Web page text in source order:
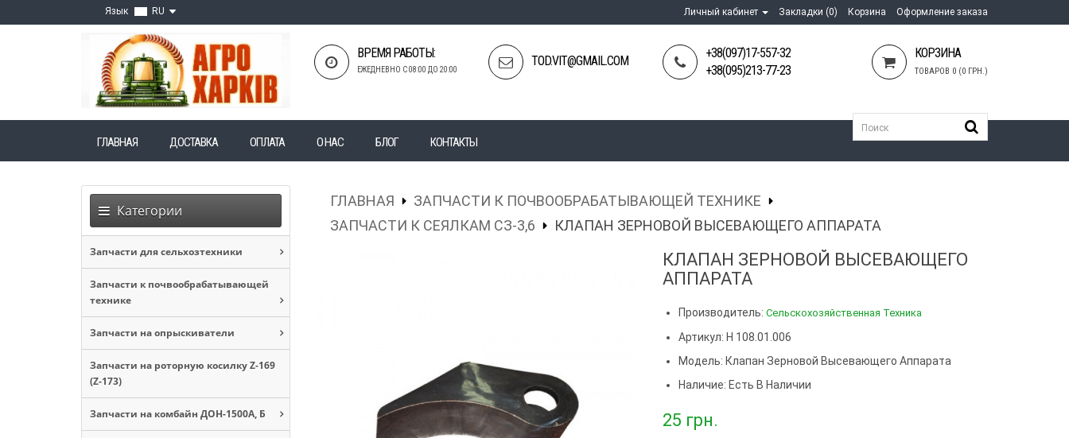
Язык RU Личный кабинет Закладки (0) Корзина Оформление заказа
ВРЕМЯ РАБОТЫ:
ЕЖЕДНЕВНО С 08:00 ДО 20:00
TOD.VIT@GMAIL.COM
+38(097)17-557-32
+38(095)213-77-23
КОРЗИНА
ТОВАРОВ 0 (0 ГРН.)
ГЛАВНАЯ ДОСТАВКА ОПЛАТА О НАС БЛОГ КОНТАКТЫ
Категории
Запчасти для сельхозтехники
Запчасти к почвообрабатывающей
технике
Запчасти на опрыскиватели
Запчасти на роторную косилку Z-169
(Z-173)
Запчасти на комбайн ДОН-1500А, Б
ГЛАВНАЯ
ЗАПЧАСТИ К ПОЧВООБРАБАТЫВАЮЩЕЙ ТЕХНИКЕ
ЗАПЧАСТИ К СЕЯЛКАМ СЗ-3,6
КЛАПАН ЗЕРНОВОЙ ВЫСЕВАЮЩЕГО АППАРАТА
КЛАПАН ЗЕРНОВОЙ ВЫСЕВАЮЩЕГО
АППАРАТА
Производитель:Сельскохозяйственная Техника
Артикул: Н 108.01.006
Модель: Клапан Зерновой Высевающего Аппарата
Наличие: Есть В Наличии
25 грн.